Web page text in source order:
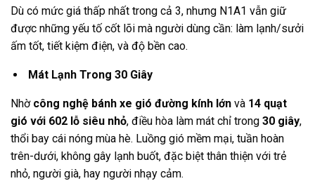
Dù có mức giá thấp nhất trong cả 3, nhưng N1A1 vẫn giữ
được những yếu tố cốt lõi mà người dùng cần: làm lạnh/sưởi
ấm tốt, tiết kiệm điện, và độ bền cao.
Mát Lạnh Trong 30 Giây
Nhờ công nghệ bánh xe gió đường kính lớn và 14 quạt
gió với 602 lỗ siêu nhỏ, điều hòa làm mát chỉ trong 30 giây,
thổi bay cái nóng mùa hè. Luồng gió mềm mại, tuần hoàn
trên-dưới, không gây lạnh buốt, đặc biệt thân thiện với trẻ
nhỏ, người già, hay người nhạy cảm.